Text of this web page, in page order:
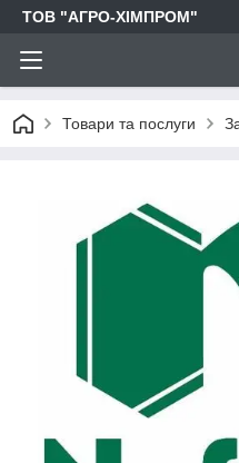
ТОВ "АГРО-ХІМПРОМ"
Товари та послуги